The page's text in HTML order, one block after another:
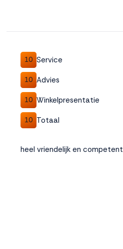
10 Service
10 Advies
10 Winkelpresentatie
10 Totaal
heel vriendelijk en competent